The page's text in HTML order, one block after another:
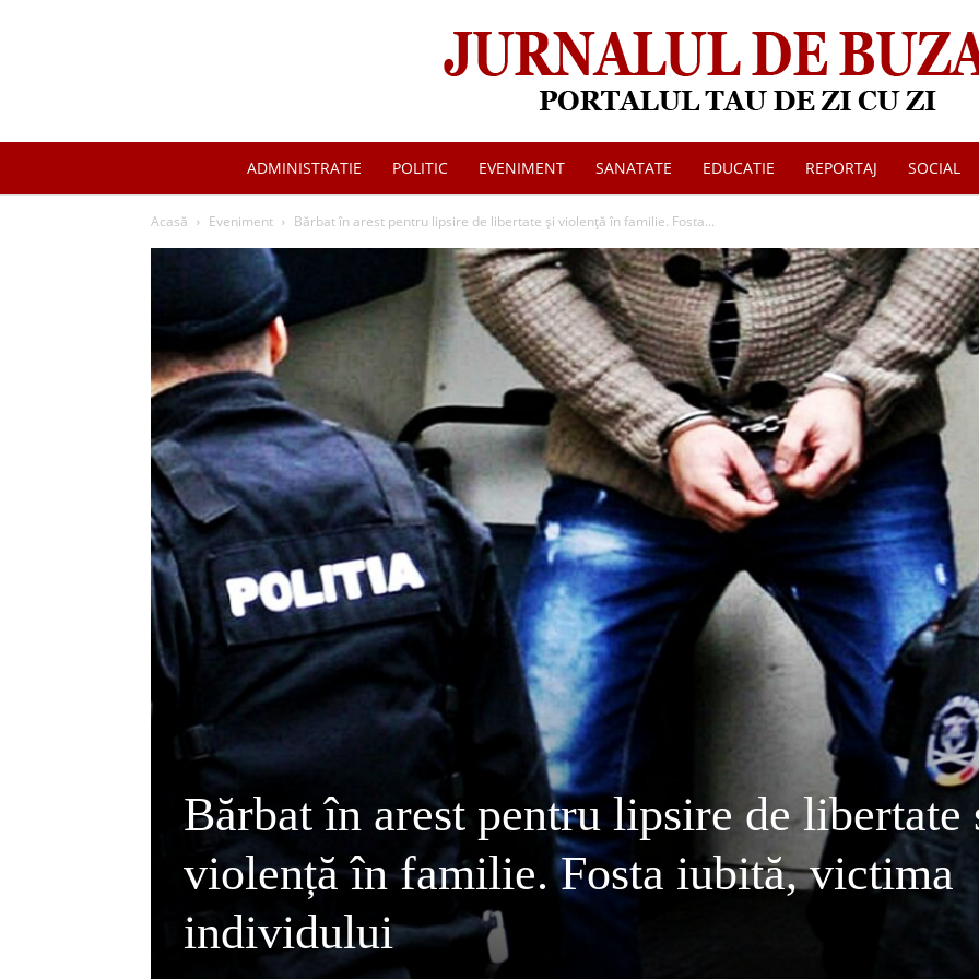
Jurnalul
de
Buzau
ADMINISTRATIE POLITIC EVENIMENT SANATATE EDUCATIE REPORTAJ SOCIAL
Acasă Eveniment Bărbat în arest pentru lipsire de libertate și violență în familie. Fosta...
Bărbat în arest pentru lipsire de libertate
violență în familie. Fosta iubită, victima
individului